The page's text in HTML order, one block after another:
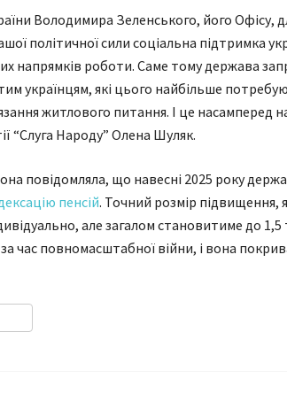
Володимира Зеленського, його Офісу,
політичної сили соціальна підтримка
напрямків роботи. Саме тому держава
українцям, які цього найбільше
житлового питання. І це насамперед
“Слуга Народу” Олена Шуляк.
повідомляла, що навесні 2025 року
пенсій. Точний розмір підвищення,
але загалом становитиме до
час повномасштабної війни, і вона